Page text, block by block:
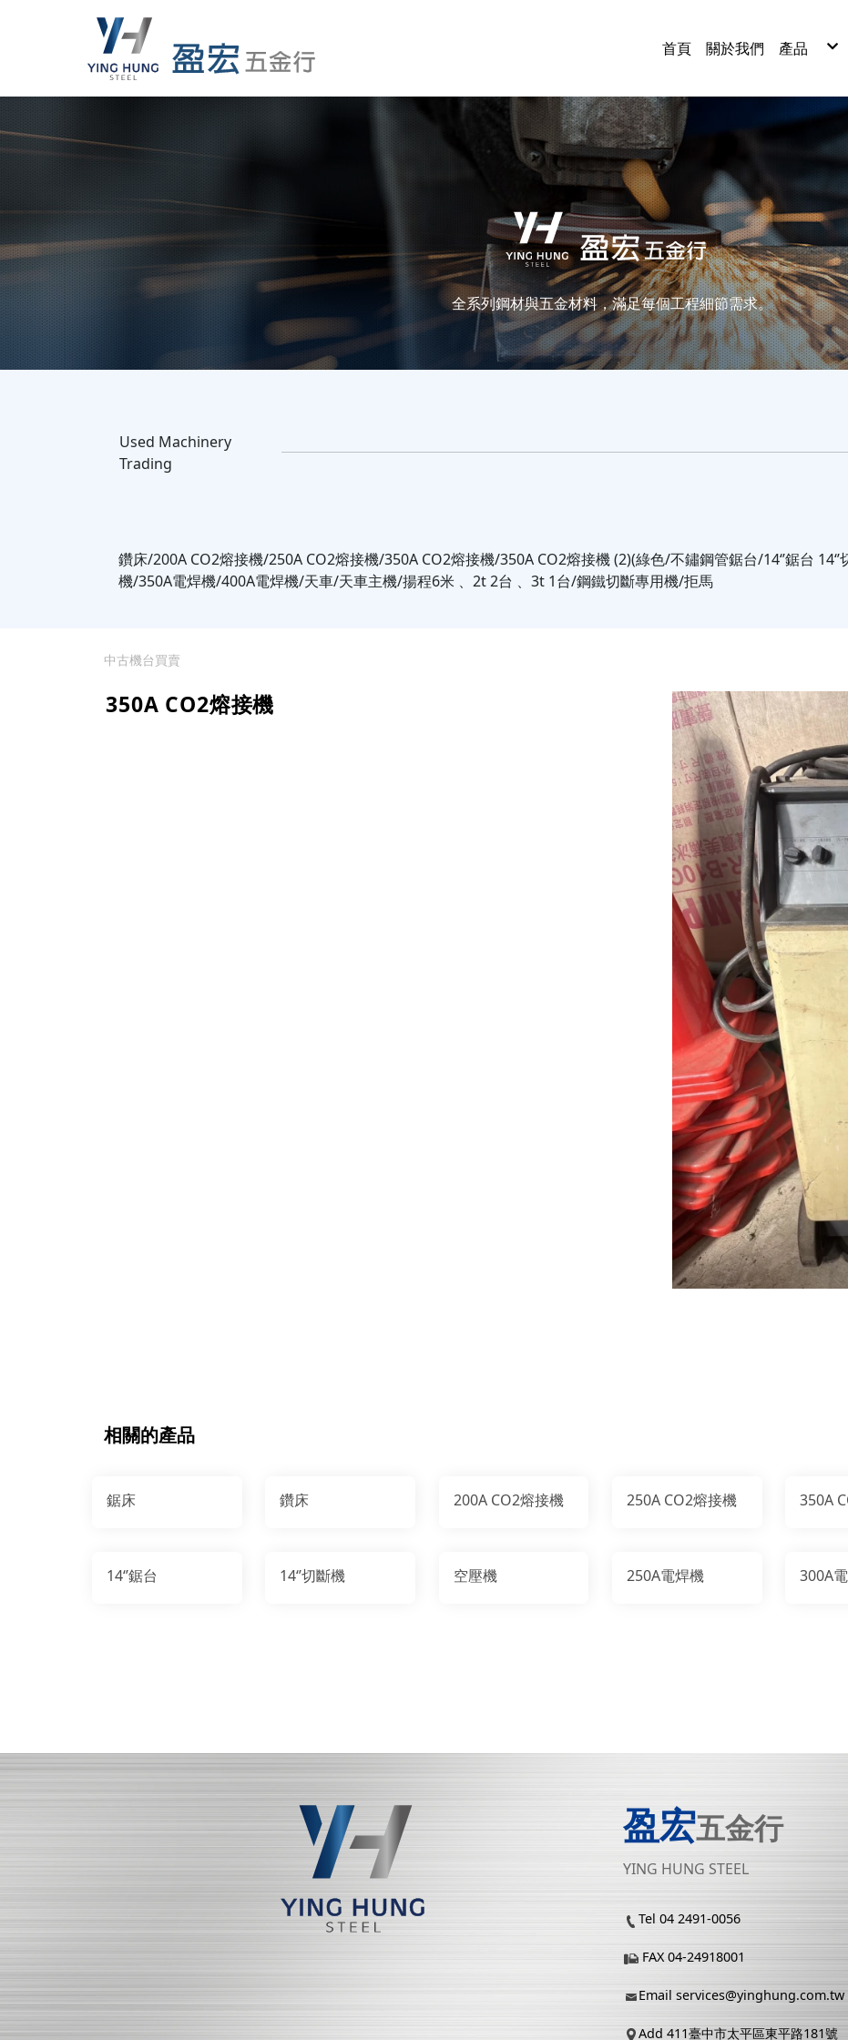
首頁 關於我們 產品
各式捲
全系列鋼材與五金材料，滿足每個工程細節需求。
Used Machinery
Trading
鑽床/200A CO2熔接機/250A CO2熔接機/350A CO2熔接機/350A CO2熔接機 (2)(綠色/不鏽鋼管鋸台/14‘’鋸台
機/350A電焊機/400A電焊機/天車/天車主機/揚程6米 、2t 2台 、3t 1台/鋼鐵切斷專用機/拒馬
350A CO2熔接機
相關的產品
鋸床 鑽床 200A CO2熔接機 250A CO2熔接機 350A
14‘’鋸台 14‘’切斷機 空壓機 250A電焊機 300A
中古機台買賣
盈宏五金行
YING HUNG STEEL
Tel 04 2491-0056
FAX 04-24918001
Email services@yinghung.com.tw
Add 411臺中市太平區東平路181號